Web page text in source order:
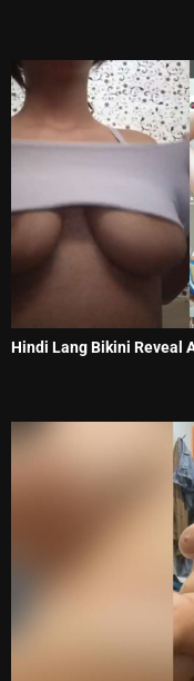
Hindi Lang Bikini Reveal